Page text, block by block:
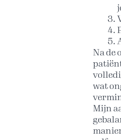
Na de
wat
Mijn